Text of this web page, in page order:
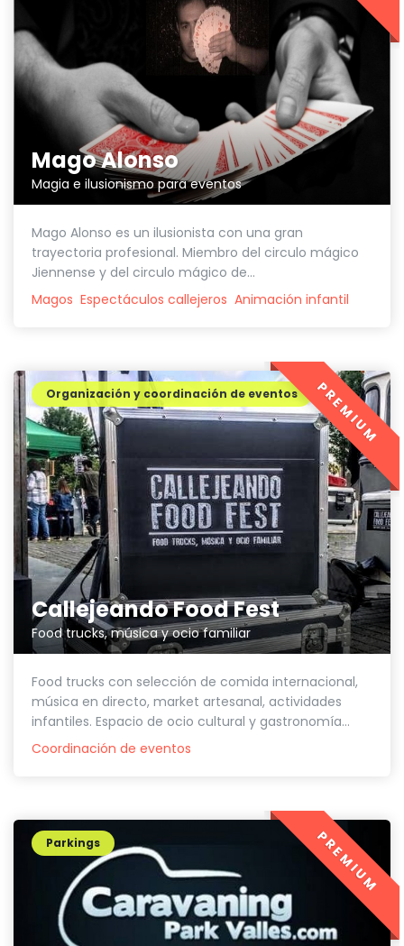
Mago Alonso
Magia e ilusionismo para eventos
Mago Alonso es un ilusionista con una gran
trayectoria profesional. Miembro del circulo mágico
Jiennense y del circulo mágico de...
Magos Espectáculos callejeros Animación infantil
Callejeando Food Fest
Food trucks, música y ocio familiar
Organización y coordinación de eventos
Food trucks con selección de comida internacional,
música en directo, market artesanal, actividades
infantiles. Espacio de ocio cultural y gastronomía...
Coordinación de eventos
PREMIUM
Parkings PREMIUM